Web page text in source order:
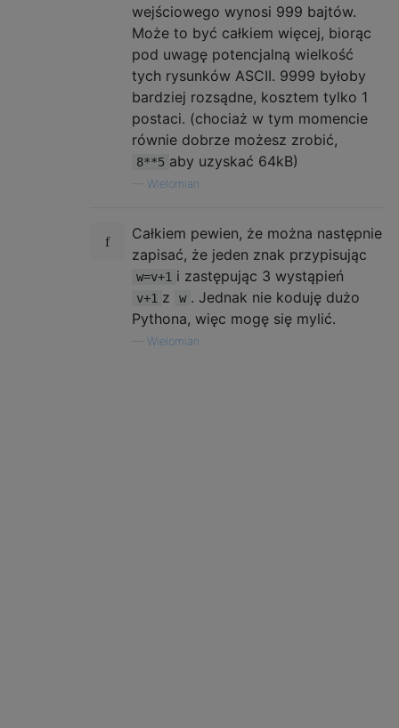
wejściowego wynosi 999 bajtów.
Może to być całkiem więcej, biorąc
pod uwagę potencjalną wielkość
tych rysunków ASCII. 9999 byłoby
bardziej rozsądne, kosztem tylko 1
postaci. (chociaż w tym momencie
równie dobrze możesz zrobić,
8**5 aby uzyskać 64kB)
Wielomian
Całkiem pewien, że można następnie
zapisać, że jeden znak przypisując
w=v+1 i zastępując 3 wystąpień
v+1 z w . Jednak nie koduję dużo
Pythona, więc mogę się mylić.
Wielomian